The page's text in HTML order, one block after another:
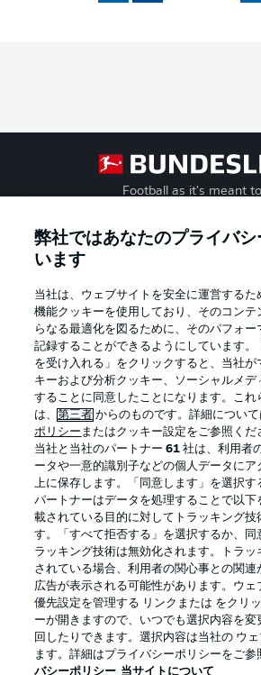
Football as it's meant
Official Partners
プライバシー・ポリシー 優先
利用条件 放送局
求人 選手
弊社ではあなたのプライバ
います
当社は、ウェブサイトを安全に運営するた
機能クッキーを使用しており、そのコンテ
らなる最適化を図るために、そのパフォー
記録することができるようにしています。
を受け入れる」をクリックすると、当社が
キーおよび分析クッキー、ソーシャルメデ
することに同意したことになります。これ
は、第三者 からのものです。詳細につい
ポリシー またはクッキー設定をご参照くだ
当社と当社のパートナー61 社は、利用者
ータや一意的識別子などの個人データにア
上に保存します。「同意します」を選択す
パートナーはデータを処理することで以下
載されている目的に対してトラッキング技
す。「すべて拒否する」を選択するか、同
ラッキング技術は無効化されます。トラッ
されている場合、利用者の関心事との関連
広告が表示される可能性があります。ウェ
優先設定を管理する リンクまたは をクリ
ーが開きますので、いつでも選択内容を変
回したりできます。選択内容は当社の ウ
ます。詳細はプライバシーポリシーをご参
バシーポリシー 当サイトについて